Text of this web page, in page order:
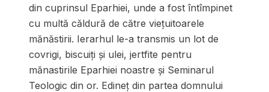
din cuprinsul Eparhiei, unde a fost întîmpinet
cu multă căldură de către viețuitoarele
mănăstirii. Ierarhul le-a transmis un lot de
covrigi, biscuiți și ulei, jertfite pentru
mănastirile Eparhiei noastre și Seminarul
Teologic din or. Edineț din partea domnului